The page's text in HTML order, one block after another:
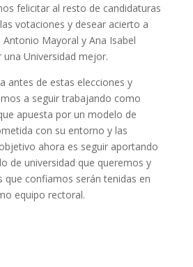
felicitar al resto de candidaturas
votaciones y desear acierto a
Antonio Mayoral y Ana Isabel
una Universidad mejor.
antes de estas elecciones y
a seguir trabajando como
apuesta por un modelo de
con su entorno y las
ahora es seguir aportando
de universidad que queremos y
que confiamos serán tenidas en
equipo rectoral.